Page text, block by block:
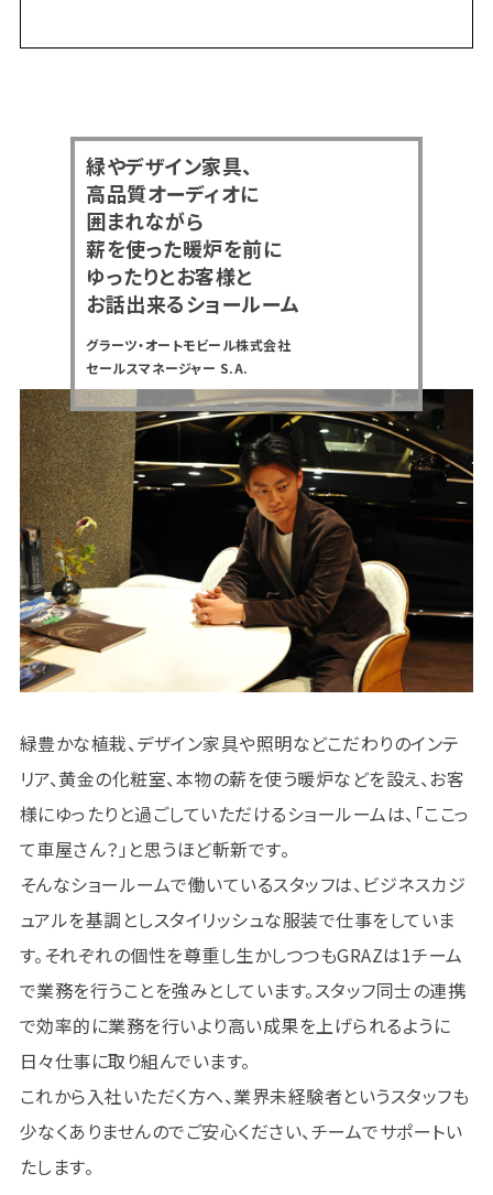
緑やデザイン家具、
高品質オーディオに
囲まれながら
薪を使った暖炉を前に
ゆったりとお客様と
お話出来るショールーム
グラーツ・オートモビール株式会社
セールスマネージャー S.A.
緑豊かな植栽、デザイン家具や照明などこだわりのインテ
リア、黄金の化粧室、本物の薪を使う暖炉などを設え、お客
様にゆったりと過ごしていただけるショールームは、「ここっ
て車屋さん？」と思うほど斬新です。
そんなショールームで働いているスタッフは、ビジネスカジ
ュアルを基調としスタイリッシュな服装で仕事をしていま
す。それぞれの個性を尊重し生かしつつもGRAZは1チーム
で業務を行うことを強みとしています。スタッフ同士の連携
で効率的に業務を行いより高い成果を上げられるように
日々仕事に取り組んでいます。
これから入社いただく方へ、業界未経験者というスタッフも
少なくありませんのでご安心ください、チームでサポートい
たします。